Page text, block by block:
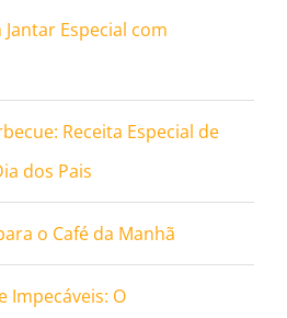
Especial com
Receita Especial de
dos Pais
o Café da Manhã
Impecáveis: O